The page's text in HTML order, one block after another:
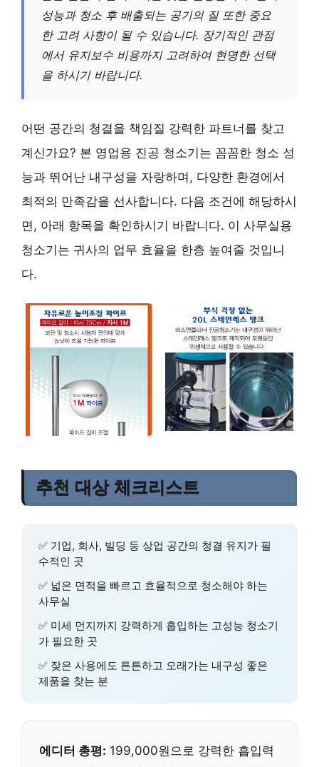
성능과 청소 후 배출되는 공기의 질 또한 중요
한 고려 사항이 될 수 있습니다. 장기적인 관점
에서 유지보수 비용까지 고려하여 현명한 선택
을 하시기 바랍니다.
어떤 공간의 청결을 책임질 강력한 파트너를 찾고
계신가요? 본 영업용 진공 청소기는 꼼꼼한 청소 성
능과 뛰어난 내구성을 자랑하며, 다양한 환경에서
최적의 만족감을 선사합니다. 다음 조건에 해당하시
면, 아래 항목을 확인하시기 바랍니다. 이 사무실용
청소기는 귀사의 업무 효율을 한층 높여줄 것입니
다.
추천 대상 체크리스트
✅ 기업, 회사, 빌딩 등 상업 공간의 청결 유지가 필
수적인 곳
✅ 넓은 면적을 빠르고 효율적으로 청소해야 하는
사무실
✅ 미세 먼지까지 강력하게 흡입하는 고성능 청소기
가 필요한 곳
✅ 잦은 사용에도 튼튼하고 오래가는 내구성 좋은
제품을 찾는 분
에디터 총평: 199,000원으로 강력한 흡입력